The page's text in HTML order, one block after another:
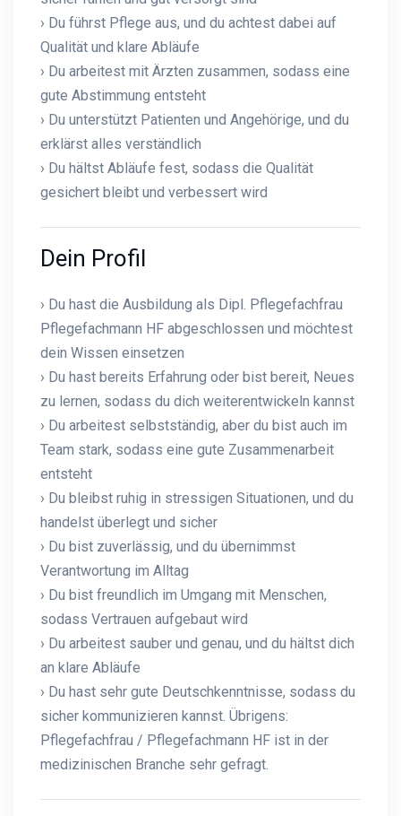
› Du führst Pflege aus, und du achtest dabei auf
Qualität und klare Abläufe
› Du arbeitest mit Ärzten zusammen, sodass eine
gute Abstimmung entsteht
› Du unterstützt Patienten und Angehörige, und du
erklärst alles verständlich
› Du hältst Abläufe fest, sodass die Qualität
gesichert bleibt und verbessert wird
Dein Profil
› Du hast die Ausbildung als Dipl. Pflegefachfrau
Pflegefachmann HF abgeschlossen und möchtest
dein Wissen einsetzen
› Du hast bereits Erfahrung oder bist bereit, Neues
zu lernen, sodass du dich weiterentwickeln kannst
› Du arbeitest selbstständig, aber du bist auch im
Team stark, sodass eine gute Zusammenarbeit
entsteht
› Du bleibst ruhig in stressigen Situationen, und du
handelst überlegt und sicher
› Du bist zuverlässig, und du übernimmst
Verantwortung im Alltag
› Du bist freundlich im Umgang mit Menschen,
sodass Vertrauen aufgebaut wird
› Du arbeitest sauber und genau, und du hältst dich
an klare Abläufe
› Du hast sehr gute Deutschkenntnisse, sodass du
sicher kommunizieren kannst. Übrigens:
Pflegefachfrau / Pflegefachmann HF ist in der
medizinischen Branche sehr gefragt.